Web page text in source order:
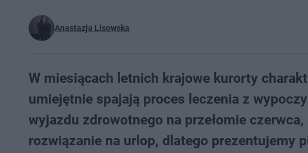
Anastazja Lisowska
W miesiącach letnich krajowe kurorty
umiejętnie spajają proces leczenia z
wyjazdu zdrowotnego na przełomie
rozwiązanie na urlop, dlatego prezentujemy